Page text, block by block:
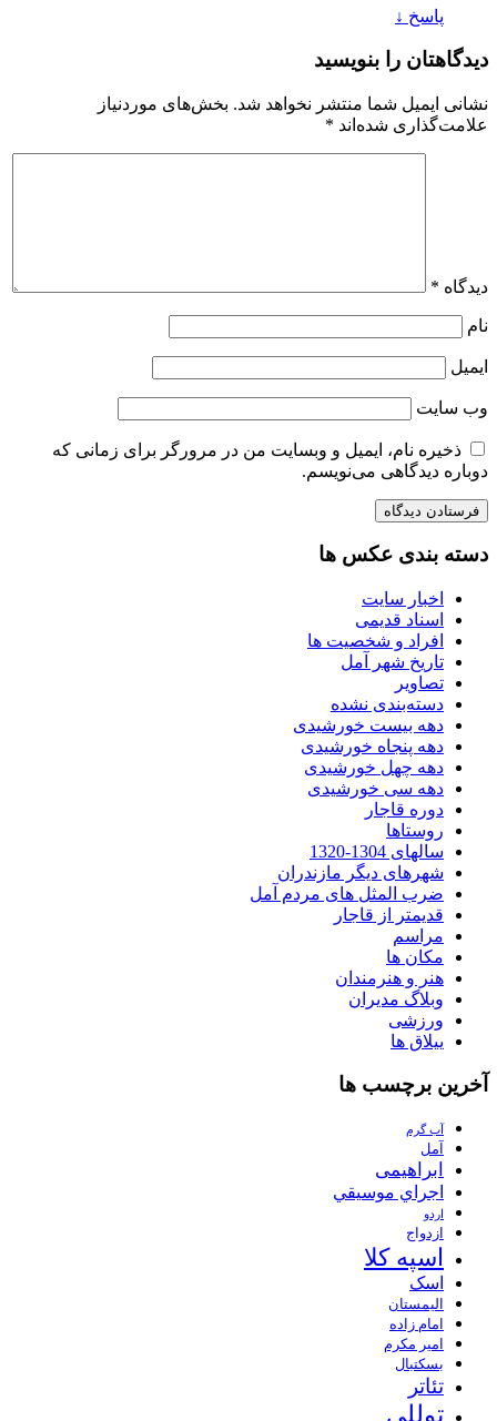
پاسخ ↓
دیدگاهتان را بنویسید
نشانی ایمیل شما منتشر نخواهد شد. بخش‌های موردنیاز
علامت‌گذاری شده‌اند *
دیدگاه *
نام
ایمیل
وب‌ سایت
ذخیره نام، ایمیل و وبسایت من در مرورگر برای زمانی که
دوباره دیدگاهی می‌نویسم.
دسته بندی عکس ها
اخبار سایت
اسناد قدیمی
افراد و شخصیت ها
تاریخ شهر آمل
تصاویر
دسته‌بندی نشده
دهه بیست خورشیدی
دهه پنجاه خورشیدی
دهه چهل خورشیدی
دهه سی خورشیدی
دوره قاجار
روستاها
سالهای 1304-1320
شهرهای دیگر مازندران
ضرب المثل های مردم آمل
قدیمتر از قاجار
مراسم
مکان ها
هنر و هنرمندان
وبلاگ مدیران
ورزشی
ییلاق ها
آخرین برچسب ها
آب گرم
آمل
ابراهیمی
اجراي موسيقي
اردو
ازدواج
اسپه کلا
اسک
الیمستان
امام زاده
امیر مکرم
بسکتبال
تئاتر
توللی